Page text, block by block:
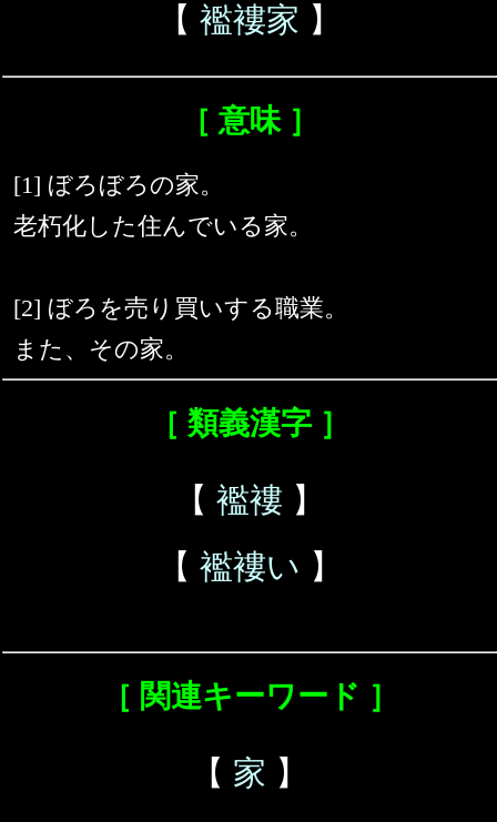
【 襤褸家 】
［ 意味 ］
[1] ぼろぼろの家。
老朽化した住んでいる家。
[2] ぼろを売り買いする職業。
また、その家。
［ 類義漢字 ］
【 襤褸 】
【 襤褸い 】
［ 関連キーワード ］
【 家 】